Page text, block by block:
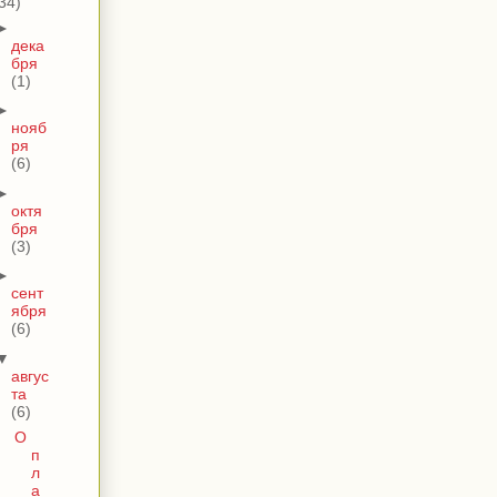
дека
бря
(1)
нояб
ря
(6)
октя
бря
(3)
сент
ября
(6)
авгус
та
(6)
О
п
л
а